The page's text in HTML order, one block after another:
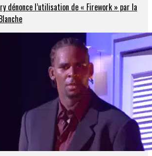
dénonce l’utilisation de « Firework » par la